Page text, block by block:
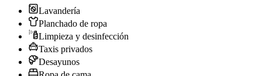
Lavandería
Planchado de ropa
Limpieza y desinfección
Taxis privados
Desayunos